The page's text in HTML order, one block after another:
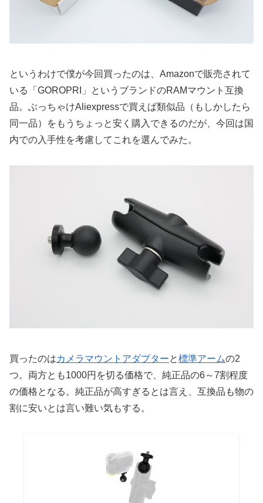
というわけで僕が今回買ったのは、Amazonで販売されて
いる「GOROPRI」というブランドのRAMマウント互換
品。ぶっちゃけAliexpressで買えば類似品（もしかしたら
同一品）をもうちょっと安く購入できるのだが、今回は国
内での入手性を考慮してこれを選んでみた。
買ったのはカメラマウントアダプターと標準アームの2
つ。両方とも1000円を切る価格で、純正品の6～7割程度
の価格となる。純正品が高すぎるとは言え、互換品も物の
割に安いとは言い難い気もする。